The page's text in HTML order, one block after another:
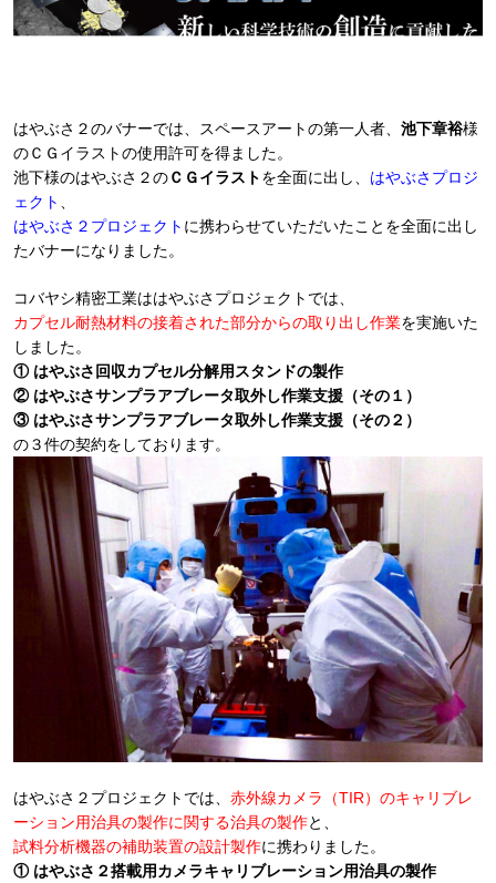
はやぶさ２のバナーでは、スペースアートの第一人者、 池下章裕様
のＣＧイラストの使用許可を得ました。
池下様のはやぶさ２のＣＧイラストを全面に出し、 はやぶさプロジ
ェクト
はやぶさ２プロジェクト に携わらせていただいたことを全面に出し
たバナーになりました。
コバヤシ精密工業ははやぶさプロジェクトでは、
カプセル耐熱材料の接着された部分からの取り出し作業を実施いた
しました。
① はやぶさ回収カプセル分解用スタンドの製作
② はやぶさサンプラアブレータ取外し作業支援（その１）
③ はやぶさサンプラアブレータ取外し作業支援（その２）
の３件の契約をしております。
はやぶさ２プロジェクトでは、 赤外線カメラ（TIR）のキャリブレ
ーション用治具の製作に関する治具の製作と、
試料分析機器の補助装置の設計製作に携わりました。
① はやぶさ２搭載用カメラキャリブレーション用治具の製作